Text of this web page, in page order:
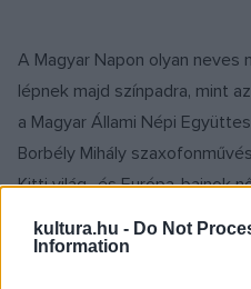
kultura.hu - Do Not
Information
A Magyar Napon olyan
lépnek majd színpadra, mint
a Magyar Állami Népi
Borbély Mihály
Kitti világ- és Európa-bajnok
ízek világába Mautner Zsófi
közönséget.